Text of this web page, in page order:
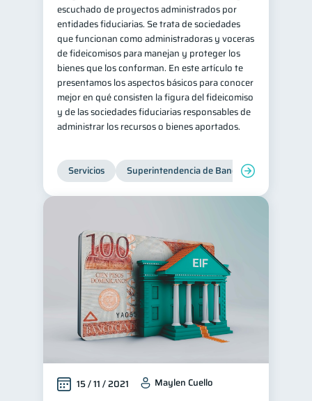
escuchado de proyectos administrados por
entidades fiduciarias. Se trata de sociedades
que funcionan como administradoras y voceras
de fideicomisos para manejan y proteger los
bienes que los conforman. En este artículo te
presentamos los aspectos básicos para conocer
mejor en qué consisten la figura del fideicomiso
y de las sociedades fiduciarias responsables de
administrar los recursos o bienes aportados.
Servicios Superintendencia de Bancos
15 / 11 / 2021 Maylen Cuello